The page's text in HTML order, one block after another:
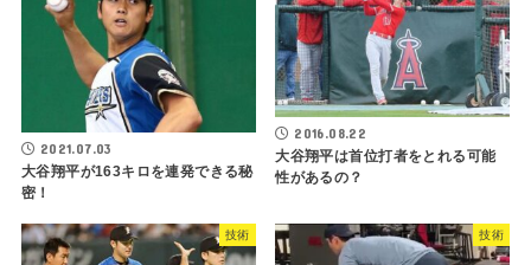
2021.07.03
大谷翔平が163キロを連発できる秘
密！
2016.08.22
大谷翔平は首位打者をとれる可能
性があるの？
技術 技術